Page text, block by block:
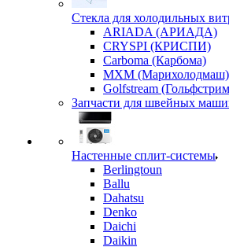
Стекла для холодильных
ARIADA (АРИАДА)
CRYSPI (КРИСПИ)
Carboma (Карбома)
MXM (Марихолодмаш)
Golfstream
Запчасти для швейных
Настенные сплит-системы
Berlingtoun
Ballu
Dahatsu
Denko
Daichi
Daikin